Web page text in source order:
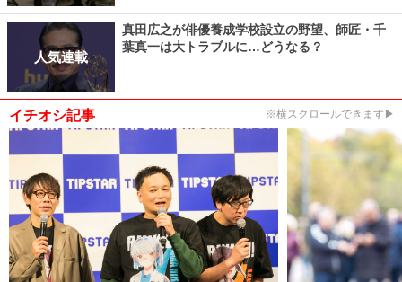
人気連載
真田広之が俳優養成学校設立の野望、師匠・千
葉真一は大トラブルに…どうなる？
イチオシ記事 ※横スクロールできます▶